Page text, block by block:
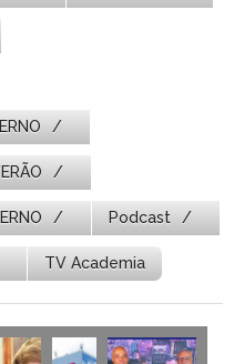
Podcast
TV Academia